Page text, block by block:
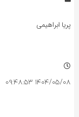
پریا ابراهیمی
۱۴۰۴/۰۵/۰۸ ۰۹:۴۸:۵۳